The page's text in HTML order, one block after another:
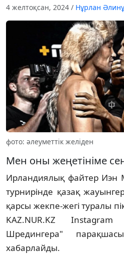
4 желтоқсан, 2024 / Нұрлан
фото: әлеуметтік желіден
Мен оны жеңетініме
Ирландиялық файтер Иэн
турнирінде қазақ
қарсы жекпе-жегі туралы
KAZ.NUR.KZ Instagram
Шредингера"
хабарлайды.